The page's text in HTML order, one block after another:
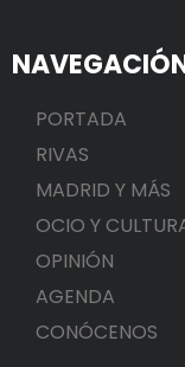
PORTADA
RIVAS
MADRID Y MÁS
OCIO Y
OPINIÓN
AGENDA
CONÓCENOS